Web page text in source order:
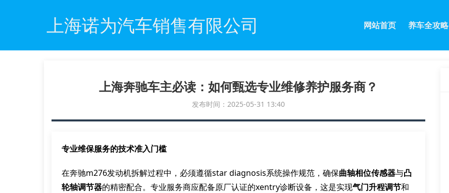
上海诺为汽车销售有限公司 网站首页 养车全攻略
上海奔驰车主必读：如何甄选专业维修养护服务商？
发布时间：2025-05-31 13:40
专业维保服务的技术准入门槛
在奔驰m276发动机拆解过程中，必须遵循star diagnosis系统操作规范，确保曲轴相位传感器与凸
轮轴调节器的精密配合。专业服务商应配备原厂认证的xentry诊断设备，这是实现气门升程调节和